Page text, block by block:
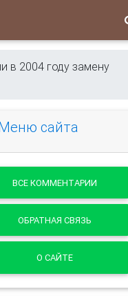
в 2004 году замену
сайта
ВСЕ КОММЕНТАРИИ
ОБРАТНАЯ СВЯЗЬ
О САЙТЕ